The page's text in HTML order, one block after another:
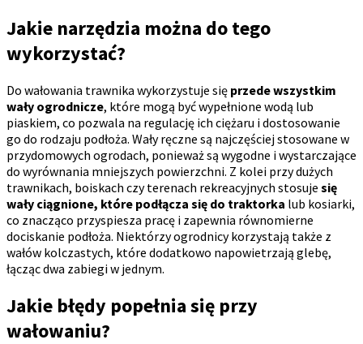
Jakie narzędzia można do tego
wykorzystać?
Do wałowania trawnika wykorzystuje się przede wszystkim
wały ogrodnicze, które mogą być wypełnione wodą lub
piaskiem, co pozwala na regulację ich ciężaru i dostosowanie
go do rodzaju podłoża. Wały ręczne są najczęściej stosowane w
przydomowych ogrodach, ponieważ są wygodne i wystarczające
do wyrównania mniejszych powierzchni. Z kolei przy dużych
trawnikach, boiskach czy terenach rekreacyjnych stosuje się
wały ciągnione, które podłącza się do traktorka lub kosiarki,
co znacząco przyspiesza pracę i zapewnia równomierne
dociskanie podłoża. Niektórzy ogrodnicy korzystają także z
wałów kolczastych, które dodatkowo napowietrzają glebę,
łącząc dwa zabiegi w jednym.
Jakie błędy popełnia się przy
wałowaniu?